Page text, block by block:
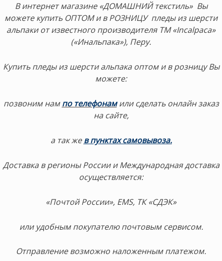
В интернет магазине «ДОМАШНИЙ текстиль» Вы
можете купить ОПТОМ и в РОЗНИЦУ пледы из шерсти
альпаки от известного производителя ТМ «Incalpaca»
(«Инальпака»), Перу.
Купить пледы из шерсти альпака оптом и в розницу Вы
можете:
позвоним нампо телефонамили сделать онлайн заказ
на сайте,
а так жев пунктах самовывоза.
Доставка в регионы России и Международная доставка
осуществляется:
«Почтой России», EMS, ТК «СДЭК»
или удобным покупателю почтовым сервисом.
Отправление возможно наложенным платежом.